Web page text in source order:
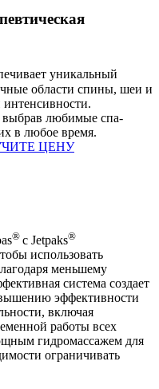
уникальный
области спины, шеи и
выбрав любимые спа-
в любое время.
ЦЕНУ
® с Jetpaks®
использовать
меньшему
система создает
эффективности
включая
работы всех
гидромассажем для
ограничивать